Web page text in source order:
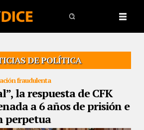
DE POLÍTICA
fraudulenta
la respuesta de CFK
a 6 años de prisión e
perpetua